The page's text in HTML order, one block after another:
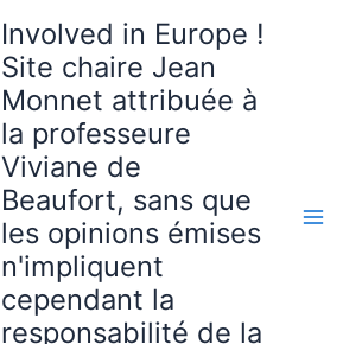
Involved in Europe !
Site chaire Jean
Monnet attribuée à
la professeure
Viviane de
Beaufort, sans que
les opinions émises
n'impliquent
cependant la
responsabilité de la